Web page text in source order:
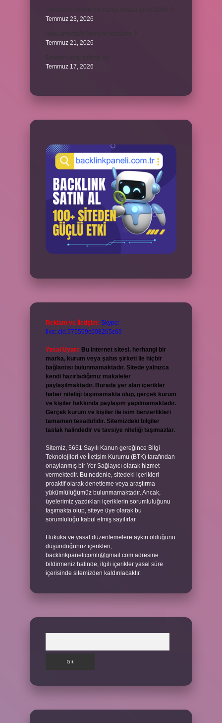
Temmuz 23, 2026
Temmuz 21, 2026
Temmuz 17, 2026
Reklam ve İletişim: Skype:
live:.cid.575569c608265c69
Yasal Uyarı: Bu internet sitesi, herhangi bir
marka, kurum veya şahıs şirketi ile hiçbir
bağlantısı bulunmamaktadır. Sitede yalnızca
kendi hazırladığımız makaleler
paylaşılmaktadır. Burada yer alan içerikler
haber niteliği taşımamakta olup, gerçek kurum
ve kişiler hakkında paylaşım yapılmamaktadır.
Gerçek kurum ve kişiler ile isim benzerlikleri
tamamen tesadüfidir. Sitemizdeki bilgiler
taslak halindedir ve tavsiye niteliği taşımazlar.
Sitemiz, 5651 Sayılı Kanun gereğince Bilgi
Teknolojileri ve İletişim Kurumu (BTK) tarafından
onaylanmış bir Yer Sağlayıcı olarak hizmet
vermektedir. Bu nedenle, sitedeki içerikleri
proaktif olarak denetleme veya araştırma
yükümlülüğümüz bulunmamaktadır. Ancak,
üyelerimiz yazdıkları içeriklerin sorumluluğunu
taşımakta olup, siteye üye olarak bu
sorumluluğu kabul etmiş sayılırlar.
Hukuka ve yasal düzenlemelere aykırı olduğunu
düşündüğünüz içerikleri,
backlinkpanelicomtr@gmail.com adresine
bildirmeniz halinde, ilgili içerikler yasal süre
içerisinde sitemizden kaldırılacaktır.